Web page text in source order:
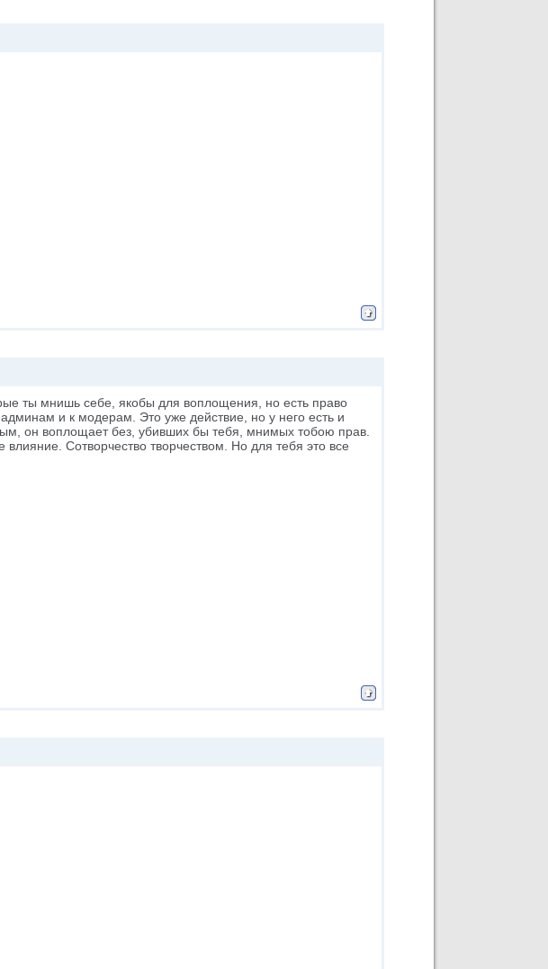
ты мнишь себе, якобы для воплощения, но есть право
и к модерам. Это уже действие, но у него есть и
он воплощает без, убивших бы тебя, мнимых тобою прав.
Сотворчество творчеством. Но для тебя это все